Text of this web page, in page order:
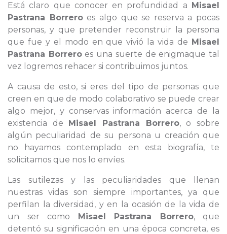
Está claro que conocer en profundidad a Misael
Pastrana Borreroes algo que se reserva a pocas
personas, y que pretender reconstruir la persona
que fue y el modo en que vivió la vida de Misael
Pastrana Borreroes una suerte de enigmaque tal
vez logremos rehacer si contribuimos juntos.
A causa de esto, si eres del tipo de personas que
creen en que de modo colaborativo se puede crear
algo mejor, y conservas información acerca de la
existencia de Misael Pastrana Borrero, o sobre
algún peculiaridad de su persona u creación que
no hayamos contemplado en esta biografía, te
solicitamos que nos lo envíes.
Las sutilezas y las peculiaridades que llenan
nuestras vidas son siempre importantes, ya que
perfilan la diversidad, y en la ocasión de la vida de
un ser como Misael Pastrana Borrero, que
detentó su significación en una época concreta, es